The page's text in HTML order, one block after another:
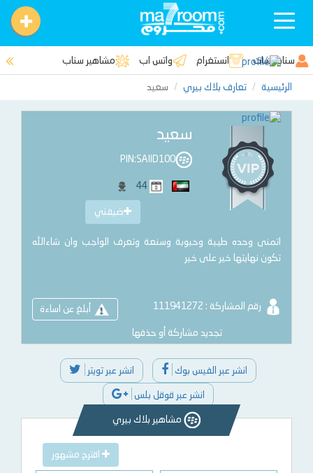
Toggle
سناب شات انستغرام واتس اب مشاهير سناب
الرئيسية تعارف بلاك بيري سعيد
سعيد
PIN:SAIID100
ضيفني
اتمنى وحده طيبة وحبوبة وسنعة وتعرف الواجب وان شاءالله
تكون نهايتها خير على خير
رقم المشاركة : 111941272 أبلغ عن اساءة
تجديد مشاركة أو حذفها
انشر عبر الفيس بوك انشر عبر تويتر
انشر عبر قوقل بلس
مشاهير بلاك بيري
اقترح مشهور